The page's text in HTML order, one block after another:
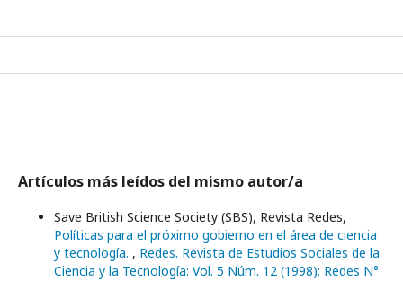
Artículos más leídos del mismo autor/a
Save British Science Society (SBS), Revista Redes,
Políticas para el próximo gobierno en el área de ciencia
y tecnología. , Redes. Revista de Estudios Sociales de la
Ciencia y la Tecnología: Vol. 5 Núm. 12 (1998): Redes N°